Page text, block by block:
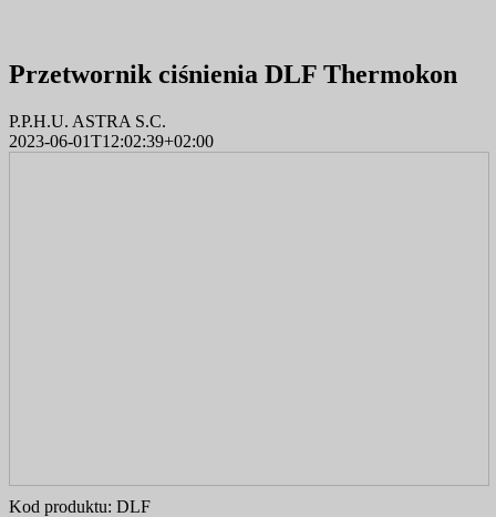
Przetwornik ciśnienia DLF Thermokon
P.P.H.U. ASTRA S.C.
2023-06-01T12:02:39+02:00
Kod produktu: DLF